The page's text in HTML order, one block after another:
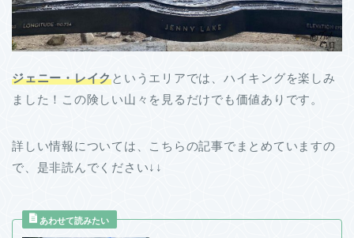
ジェニー・レイクというエリアでは、ハイキングを楽しみ
ました！この険しい山々を見るだけでも価値ありです。
詳しい情報については、こちらの記事でまとめていますの
で、是非読んでください↓↓